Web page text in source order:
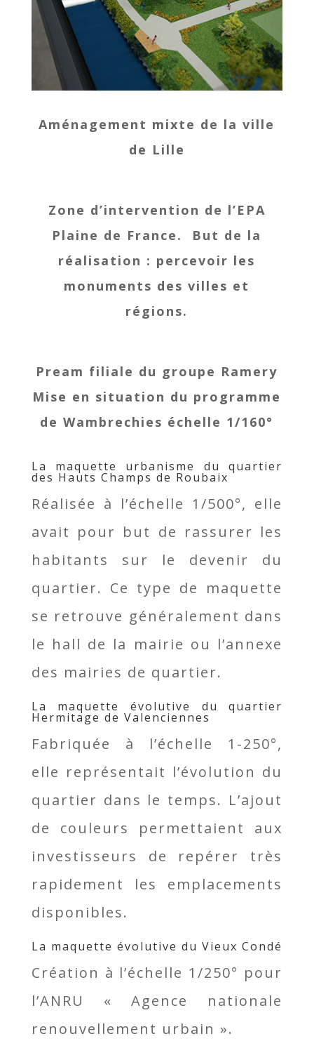
Aménagement mixte de la ville
de Lille
Zone d’intervention de l’EPA
Plaine de France. But de la
réalisation : percevoir les
monuments des villes et
régions.
Pream filiale du groupe Ramery
Mise en situation du programme
de Wambrechies échelle 1/160°
La maquette urbanisme du quartier
des Hauts Champs de Roubaix
Réalisée à l’échelle 1/500°, elle
avait pour but de rassurer les
habitants sur le devenir du
quartier. Ce type de maquette
se retrouve généralement dans
le hall de la mairie ou l’annexe
des mairies de quartier.
La maquette évolutive du quartier
Hermitage de Valenciennes
Fabriquée à l’échelle 1-250°,
elle représentait l’évolution du
quartier dans le temps. L’ajout
de couleurs permettaient aux
investisseurs de repérer très
rapidement les emplacements
disponibles.
La maquette évolutive du Vieux Condé
Création à l’échelle 1/250° pour
l’ANRU « Agence nationale
renouvellement urbain ».